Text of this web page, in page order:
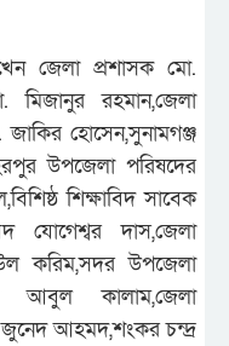
জেলা প্রশাসক মো.
মিজানুর রহমান,জেলা
জাকির হোসেন,সুনামগঞ্জ
উপজেলা পরিষদের
শিক্ষাবিদ সাবেক
যোগেশ্বর দাস,জেলা
করিম,সদর উপজেলা
আবুল কালাম,জেলা
আহমদ,শংকর চন্দ্র